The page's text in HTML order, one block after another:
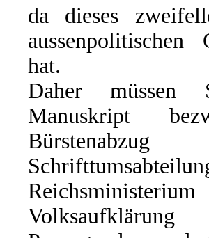
da dieses
aussenpolitischen
hat.
Daher müssen
Manuskript